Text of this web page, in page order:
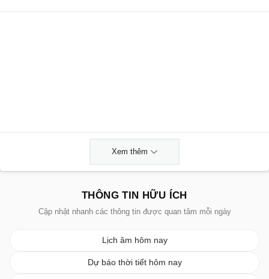
Xem thêm
THÔNG TIN HỮU ÍCH
Cập nhật nhanh các thông tin được quan tâm mỗi ngày
Lịch âm hôm nay
Dự báo thời tiết hôm nay